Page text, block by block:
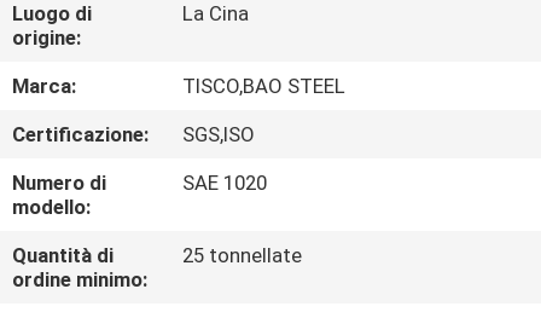
GIRO
DELLA
FABBRICA
CONTROLLO
DI
QUALITÀ
Luogo di
origine:
La Cina
Marca:
TISCO,BAO STEEL
Certificazione:
SGS,ISO
Numero di
modello:
SAE 1020
Quantità di
ordine minimo:
25 tonnellate